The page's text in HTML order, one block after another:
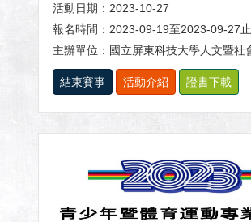
活動日期：2023-10-27
報名時間：2023-09-19至2023-09-27止（
主辦單位：國立屏東科技大學人文暨社會科學院、體育室及休閒
結束賽事 活動介紹 證書下載